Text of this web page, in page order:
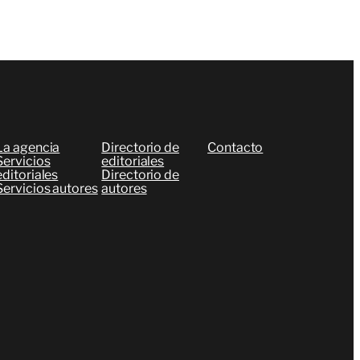
agencia
autores
Directorio de
editoriales
Directorio de
autores
Contacto